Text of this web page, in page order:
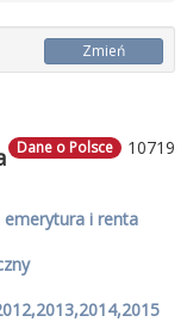
Zmień
10719
Dane o Polsce
emerytura i renta